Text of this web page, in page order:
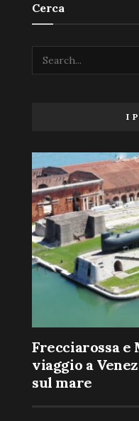
Cerca
I
Frecciarossa e
viaggio a
sul mare